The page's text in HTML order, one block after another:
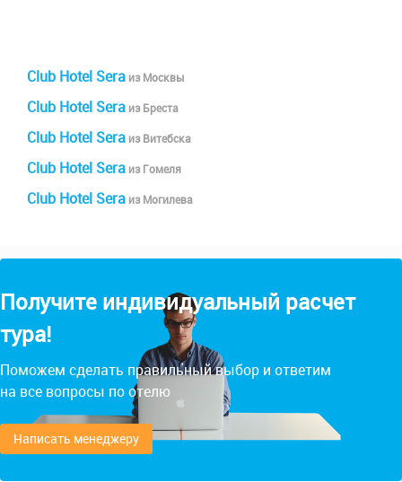
Club Hotel Sera из Москвы
Club Hotel Sera из Бреста
Club Hotel Sera из Витебска
Club Hotel Sera из Гомеля
Club Hotel Sera из Могилева
Получите индивидуальный расчет
тура!
Поможем сделать правильный выбор и ответим
на все вопросы по отелю
Написать менеджеру